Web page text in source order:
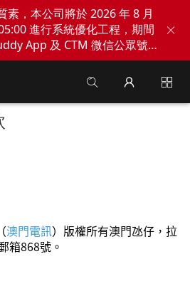
素，本公司將於 2026 年 8 月
進行系統優化工程，期間
App 及 CTM 微信公眾號
不便之處，敬請見諒！
澳門電訊）版權所有澳門氹仔，拉
箱868號。